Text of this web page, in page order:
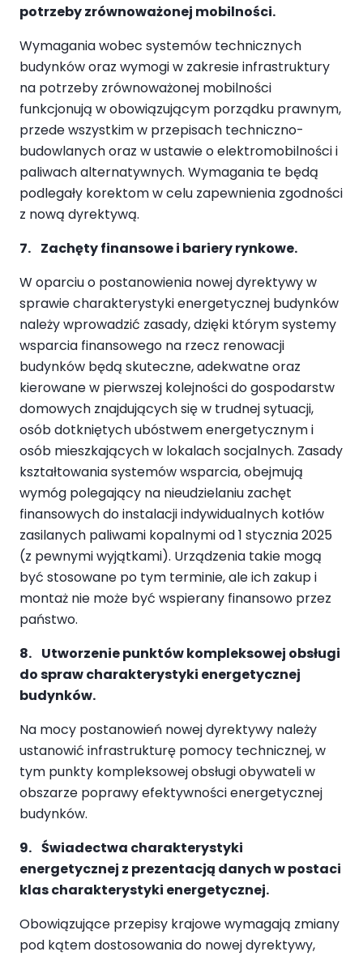
potrzeby zrównoważonej mobilności.
Wymagania wobec systemów technicznych
budynków oraz wymogi w zakresie infrastruktury
na potrzeby zrównoważonej mobilności
funkcjonują w obowiązującym porządku prawnym,
przede wszystkim w przepisach techniczno-
budowlanych oraz w ustawie o elektromobilności i
paliwach alternatywnych. Wymagania te będą
podlegały korektom w celu zapewnienia zgodności
z nową dyrektywą.
7. Zachęty finansowe i bariery rynkowe.
W oparciu o postanowienia nowej dyrektywy w
sprawie charakterystyki energetycznej budynków
należy wprowadzić zasady, dzięki którym systemy
wsparcia finansowego na rzecz renowacji
budynków będą skuteczne, adekwatne oraz
kierowane w pierwszej kolejności do gospodarstw
domowych znajdujących się w trudnej sytuacji,
osób dotkniętych ubóstwem energetycznym i
osób mieszkających w lokalach socjalnych. Zasady
kształtowania systemów wsparcia, obejmują
wymóg polegający na nieudzielaniu zachęt
finansowych do instalacji indywidualnych kotłów
zasilanych paliwami kopalnymi od 1 stycznia 2025
(z pewnymi wyjątkami). Urządzenia takie mogą
być stosowane po tym terminie, ale ich zakup i
montaż nie może być wspierany finansowo przez
państwo.
8. Utworzenie punktów kompleksowej obsługi
do spraw charakterystyki energetycznej
budynków.
Na mocy postanowień nowej dyrektywy należy
ustanowić infrastrukturę pomocy technicznej, w
tym punkty kompleksowej obsługi obywateli w
obszarze poprawy efektywności energetycznej
budynków.
9. Świadectwa charakterystyki
energetycznej z prezentacją danych w postaci
klas charakterystyki energetycznej.
Obowiązujące przepisy krajowe wymagają zmiany
pod kątem dostosowania do nowej dyrektywy,